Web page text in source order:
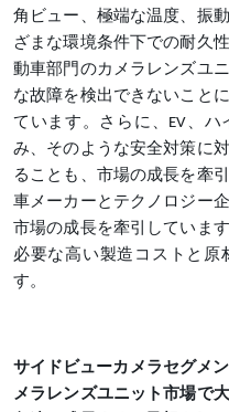
角ビュー、極端な温度、振
ざまな環境条件下での耐久
動車部門のカメラレンズユ
な故障を検出できないこと
ています。さらに、EV、
み、そのような安全対策に
ることも、市場の成長を牽
車メーカーとテクノロジー
市場の成長を牽引していま
必要な高い製造コストと原
す。
サイドビューカメラセグメ
メラレンズユニット市場で